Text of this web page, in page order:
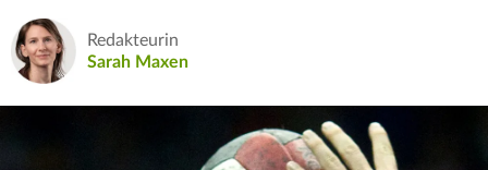
Redakteurin
Sarah Maxen